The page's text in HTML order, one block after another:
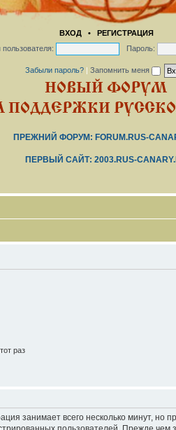
ВХОД• РЕГИСТРАЦИЯ
Пароль:
Забыли пароль? | Запомнить меня
НОВЫЙ ФОРУМ
ПРЕЖНИЙ ФОРУМ: FORUM.RUS-
ПЕРВЫЙ САЙТ: 2003.RUS-
раз
занимает всего несколько минут,